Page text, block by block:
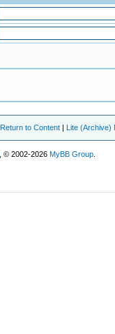
Return to Content | Lite (Archive)
, © 2002-2026MyBB Group